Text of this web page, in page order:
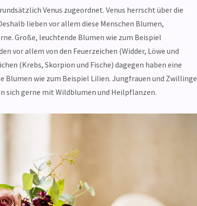
Venus zugeordnet. Venus herrscht über die
lieben vor allem diese Menschen Blumen,
Große, leuchtende Blumen wie zum Beispiel
vor allem von den Feuerzeichen (Widder, Löwe und
(Krebs, Skorpion und Fische) dagegen haben eine
Blumen wie zum Beispiel Lilien. Jungfrauen und Zwillinge
sich gerne mit Wildblumen und Heilpflanzen.